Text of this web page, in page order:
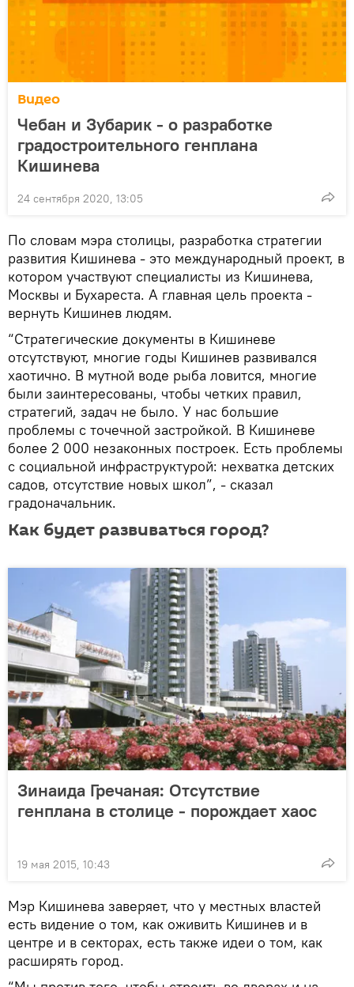
Видео
Чебан и Зубарик - о разработке
градостроительного генплана
Кишинева
24 сентября 2020, 13:05
По словам мэра столицы, разработка стратегии
развития Кишинева - это международный проект, в
котором участвуют специалисты из Кишинева,
Москвы и Бухареста. А главная цель проекта -
вернуть Кишинев людям.
“Стратегические документы в Кишиневе
отсутствуют, многие годы Кишинев развивался
хаотично. В мутной воде рыба ловится, многие
были заинтересованы, чтобы четких правил,
стратегий, задач не было. У нас большие
проблемы с точечной застройкой. В Кишиневе
более 2 000 незаконных построек. Есть проблемы
с социальной инфраструктурой: нехватка детских
садов, отсутствие новых школ”, - сказал
градоначальник.
Как будет развиваться город?
Зинаида Гречаная: Отсутствие
генплана в столице - порождает хаос
19 мая 2015, 10:43
Мэр Кишинева заверяет, что у местных властей
есть видение о том, как оживить Кишинев и в
центре и в секторах, есть также идеи о том, как
расширять город.